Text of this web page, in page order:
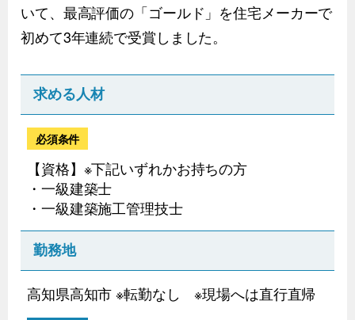
いて、最高評価の「ゴールド」を住宅メーカーで
初めて3年連続で受賞しました。
求める人材
必須条件
【資格】※下記いずれかお持ちの方
・一級建築士
・一級建築施工管理技士
勤務地
高知県高知市 ※転勤なし ※現場へは直行直帰